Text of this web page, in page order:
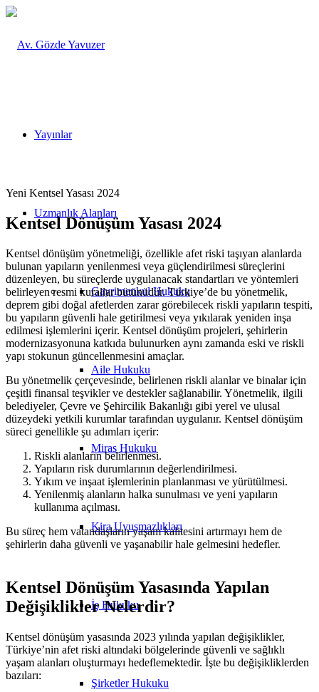
Yayınlar
Uzmanlık Alanları
Gayrimenkul Hukuku
Aile Hukuku
Miras Hukuku
Kira Uyuşmazlıkları
İş Hukuku
Şirketler Hukuku
Yeni Kentsel Yasası 2024
Kentsel Dönüşüm Yasası 2024
Kentsel dönüşüm yönetmeliği, özellikle afet riski taşıyan alanlarda
bulunan yapıların yenilenmesi veya güçlendirilmesi süreçlerini
düzenleyen, bu süreçlerde uygulanacak standartları ve yöntemleri
belirleyen resmi kurallar bütünüdür. Türkiye’de bu yönetmelik,
deprem gibi doğal afetlerden zarar görebilecek riskli yapıların tespiti,
bu yapıların güvenli hale getirilmesi veya yıkılarak yeniden inşa
edilmesi işlemlerini içerir. Kentsel dönüşüm projeleri, şehirlerin
modernizasyonuna katkıda bulunurken aynı zamanda eski ve riskli
yapı stokunun güncellenmesini amaçlar.
Bu yönetmelik çerçevesinde, belirlenen riskli alanlar ve binalar için
çeşitli finansal teşvikler ve destekler sağlanabilir. Yönetmelik, ilgili
belediyeler, Çevre ve Şehircilik Bakanlığı gibi yerel ve ulusal
düzeydeki yetkili kurumlar tarafından uygulanır. Kentsel dönüşüm
süreci genellikle şu adımları içerir:
Riskli alanların belirlenmesi.
Yapıların risk durumlarının değerlendirilmesi.
Yıkım ve inşaat işlemlerinin planlanması ve yürütülmesi.
Yenilenmiş alanların halka sunulması ve yeni yapıların
kullanıma açılması.
Bu süreç hem vatandaşların yaşam kalitesini artırmayı hem de
şehirlerin daha güvenli ve yaşanabilir hale gelmesini hedefler.
Kentsel Dönüşüm Yasasında Yapılan
Değişiklikler Nelerdir?
Kentsel dönüşüm yasasında 2023 yılında yapılan değişiklikler,
Türkiye’nin afet riski altındaki bölgelerinde güvenli ve sağlıklı
yaşam alanları oluşturmayı hedeflemektedir. İşte bu değişikliklerden
bazıları: